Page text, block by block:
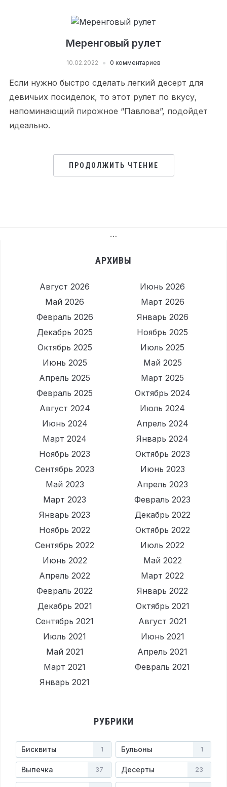
Меренговый рулет
10.02.2022 0 комментариев
Если нужно быстро сделать легкий десерт для
девичьих посиделок, то этот рулет по вкусу,
напоминающий пирожное “Павлова”, подойдет
идеально. ⠀
ПРОДОЛЖИТЬ ЧТЕНИЕ
…
АРХИВЫ
Август 2026
Июнь 2026
Май 2026
Март 2026
Февраль 2026
Январь 2026
Декабрь 2025
Ноябрь 2025
Октябрь 2025
Июль 2025
Июнь 2025
Май 2025
Апрель 2025
Март 2025
Февраль 2025
Октябрь 2024
Август 2024
Июль 2024
Июнь 2024
Апрель 2024
Март 2024
Январь 2024
Ноябрь 2023
Октябрь 2023
Сентябрь 2023
Июнь 2023
Май 2023
Апрель 2023
Март 2023
Февраль 2023
Январь 2023
Декабрь 2022
Ноябрь 2022
Октябрь 2022
Сентябрь 2022
Июль 2022
Июнь 2022
Май 2022
Апрель 2022
Март 2022
Февраль 2022
Январь 2022
Декабрь 2021
Октябрь 2021
Сентябрь 2021
Август 2021
Июль 2021
Июнь 2021
Май 2021
Апрель 2021
Март 2021
Февраль 2021
Январь 2021
РУБРИКИ
Бисквиты 1 Бульоны 1
Выпечка 37 Десерты 23